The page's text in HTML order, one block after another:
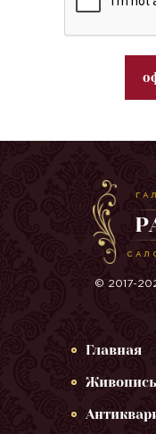
© 2017-
Главная
Живопись